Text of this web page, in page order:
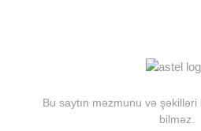
Bu saytın məzmunu və
bilməz.